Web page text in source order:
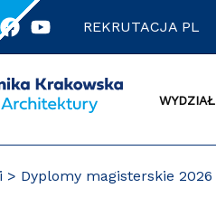
REKRUTACJA PL
WYDZIAŁ
Dyplomy magisterskie 2026